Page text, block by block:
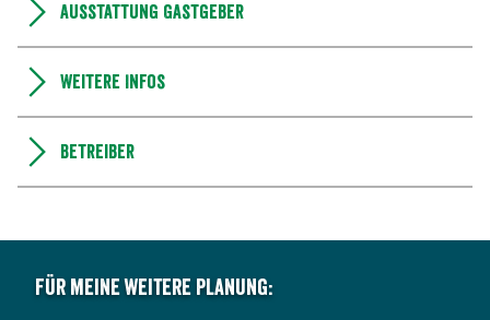
Ausstattung Gastgeber
Weitere Infos
Betreiber
Für meine weitere Planung: